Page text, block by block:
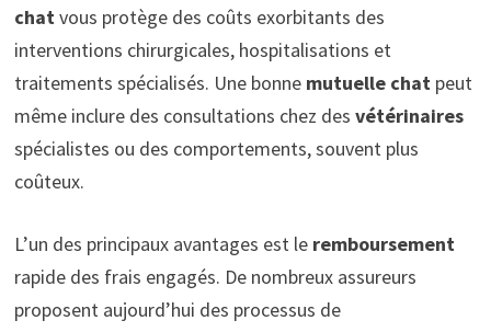
chat vous protège des coûts exorbitants des
interventions chirurgicales, hospitalisations et
traitements spécialisés. Une bonne mutuelle chat peut
même inclure des consultations chez des vétérinaires
spécialistes ou des comportements, souvent plus
coûteux.
L’un des principaux avantages est le remboursement
rapide des frais engagés. De nombreux assureurs
proposent aujourd’hui des processus de